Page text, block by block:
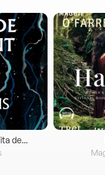
de...